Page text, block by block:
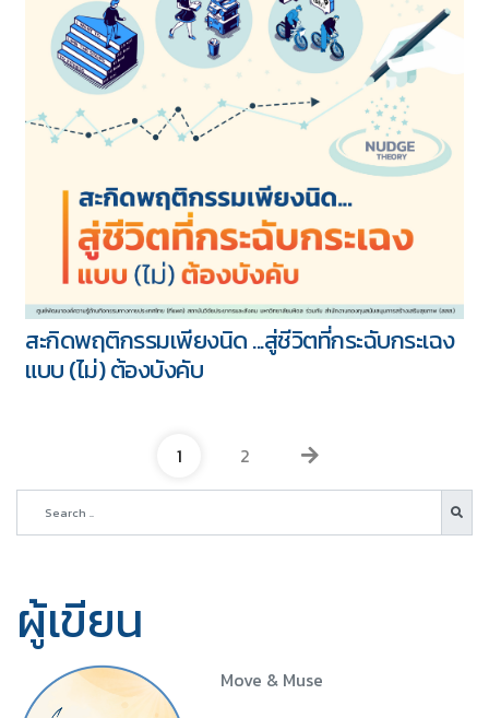
นวัตกรรมทางสังคมในชุมชน ที่กระตุ้นให้คน